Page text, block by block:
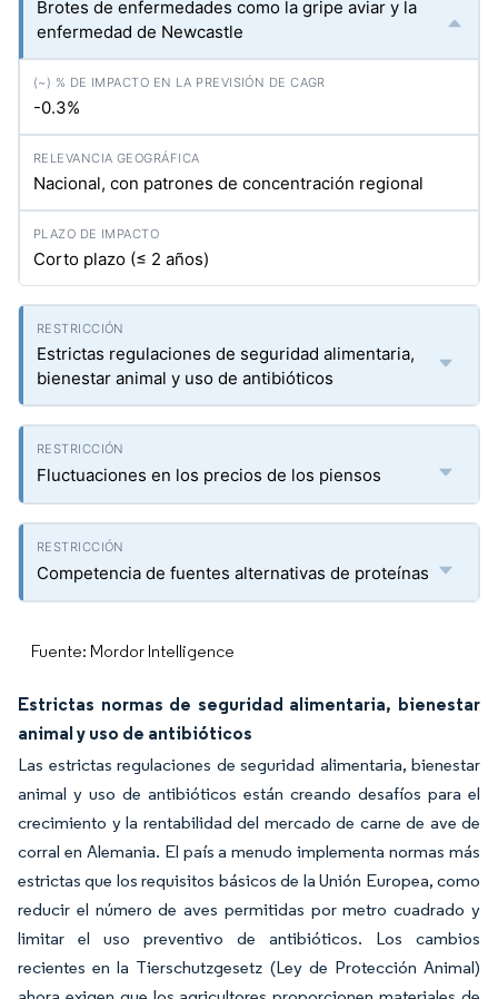
Brotes de enfermedades como la gripe aviar y la
enfermedad de Newcastle
-0.3%
Nacional, con patrones de concentración regional
Corto plazo (≤ 2 años)
Estrictas regulaciones de seguridad alimentaria,
bienestar animal y uso de antibióticos
Fluctuaciones en los precios de los piensos
Competencia de fuentes alternativas de proteínas
Fuente: Mordor Intelligence
Estrictas normas de seguridad alimentaria, bienestar
animal y uso de antibióticos
Las estrictas regulaciones de seguridad alimentaria, bienestar
animal y uso de antibióticos están creando desafíos para el
crecimiento y la rentabilidad del mercado de carne de ave de
corral en Alemania. El país a menudo implementa normas más
estrictas que los requisitos básicos de la Unión Europea, como
reducir el número de aves permitidas por metro cuadrado y
limitar el uso preventivo de antibióticos. Los cambios
recientes en la Tierschutzgesetz (Ley de Protección Animal)